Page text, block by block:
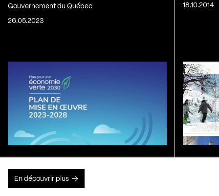
Gouvernement du Québec
26.05.2023
18.10.2014
En découvrir plus